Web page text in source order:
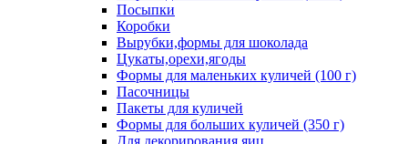
Посыпки
Коробки
Вырубки,формы для шоколада
Цукаты,орехи,ягоды
Формы для маленьких куличей (100 г)
Пасочницы
Пакеты для куличей
Формы для больших куличей (350 г)
Для декорирования яиц